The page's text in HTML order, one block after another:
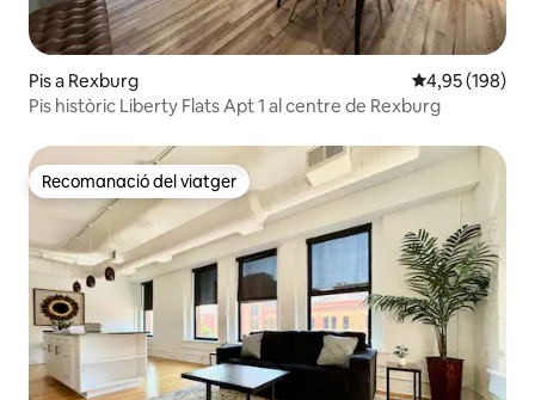
Pis a Rexburg 4,95 de
4,95 (198)
Pis històric Liberty Flats Apt 1 al centre de Rexburg
Recomanació del viatger
Recomanació del viatger